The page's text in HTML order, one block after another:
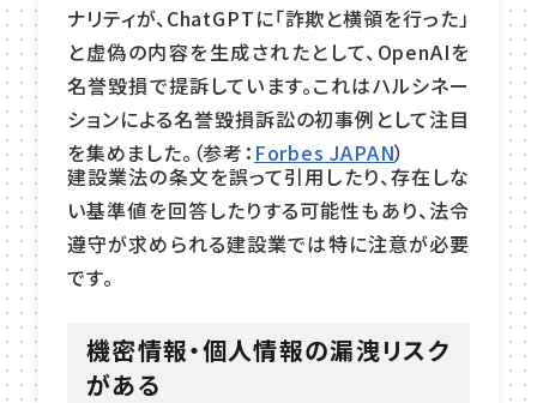
ナリティが、ChatGPTに「詐欺と横領を行った」
と虚偽の内容を生成されたとして、OpenAIを
名誉毀損で提訴しています。これはハルシネー
ションによる名誉毀損訴訟の初事例として注目
を集めました。（参考： Forbes JAPAN）
建設業法の条文を誤って引用したり、存在しな
い基準値を回答したりする可能性もあり、法令
遵守が求められる建設業では特に注意が必要
です。
機密情報・個人情報の漏洩リスク
がある